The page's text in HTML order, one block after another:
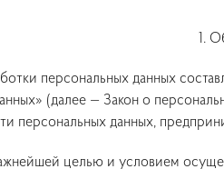
1.
персональных данных
(далее — Закон о
персональных данных,
целью и условием